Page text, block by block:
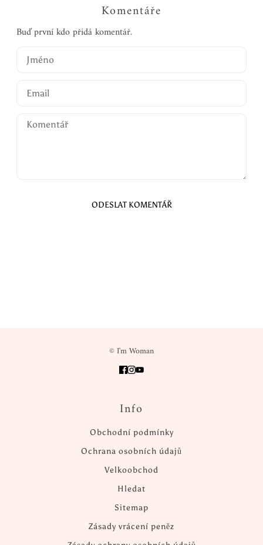
Komentáře
Buď první kdo přidá komentář.
ODESLAT KOMENTÁŘ
© I'm Woman
Info
Obchodní podmínky
Ochrana osobních údajů
Velkoobchod
Hledat
Sitemap
Zásady vrácení peněz